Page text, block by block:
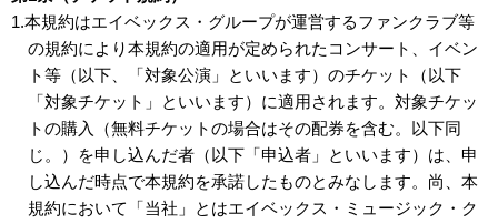
1.本規約はエイベックス・グループが運営するファンクラブ等
の規約により本規約の適用が定められたコンサート、イベン
ト等（以下、「対象公演」といいます）のチケット（以下
「対象チケット」といいます）に適用されます。対象チケッ
トの購入（無料チケットの場合はその配券を含む。以下同
じ。）を申し込んだ者（以下「申込者」といいます）は、申
し込んだ時点で本規約を承諾したものとみなします。尚、本
規約において「当社」とはエイベックス・ミュージック・ク